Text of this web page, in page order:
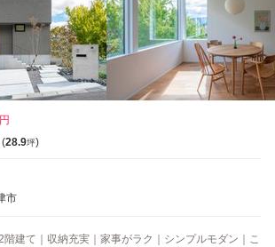
(28.9坪)
市
2階建て｜収納充実｜家事がラク｜シンプルモダン｜こ